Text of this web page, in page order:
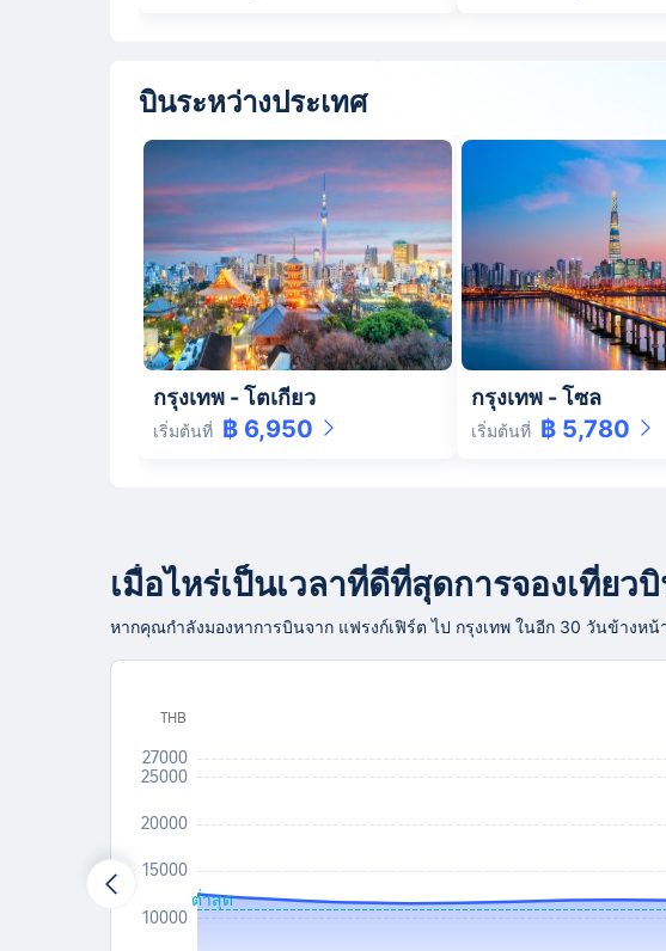
บินระหว่างประเทศ
กรุงเทพ -โตเกียว
เริ่มต้นที่ ฿ 6,950
กรุงเทพ -โซล
เริ่มต้นที่ ฿ 5,780
เมื่อไหร่เป็นเวลาที่ดีที่สุดการจองเที่ยว
หากคุณกำลังมองหาการบินจาก แฟรงก์เฟิร์ต ไป กรุงเทพ ในอีก 30 วันข้าง